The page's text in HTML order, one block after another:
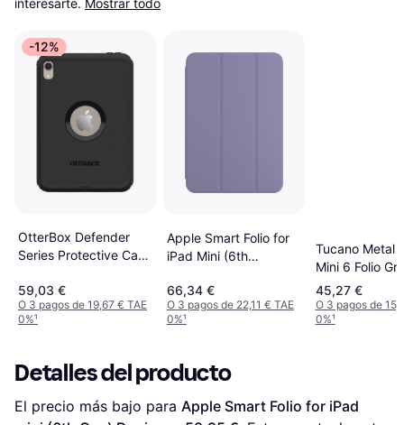
interesarte. Mostrar todo
-12%
OtterBox Defender
Series Protective Case
(6th generation)
59,03 €
O 3 pagos de 19,67 € TAE
0%¹
Apple Smart Folio for
iPad Mini (6th
66,34 €
O 3 pagos de 22,11 € TAE
0%¹
Tucano Metal
Mini 6 Folio
45,27 €
O 3 pagos de
0%¹
Detalles del producto
El precio más bajo para Apple Smart Folio for iPad